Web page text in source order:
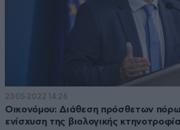
23·05·2022 14:26
Οικονόμου: Διάθεση πρόσθετων
ενίσχυση της βιολογικής